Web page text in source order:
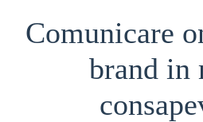
Comunicare
brand in